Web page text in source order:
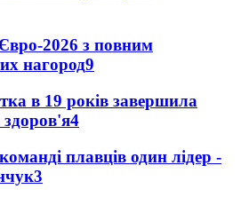
2026 з повним
нагород9
в 19 років завершила
здоров'я4
плавців один лідер -
3